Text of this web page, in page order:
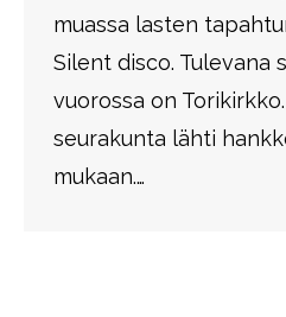
muassa lasten
Silent disco. Tulevana
vuorossa on
seurakunta lähti
mukaan.…